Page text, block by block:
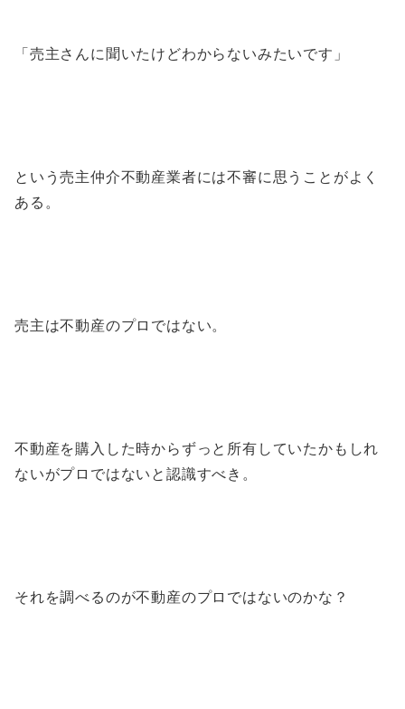
「売主さんに聞いたけどわからないみたいです」
という売主仲介不動産業者には不審に思うことがよく
ある。
売主は不動産のプロではない。
不動産を購入した時からずっと所有していたかもしれ
ないがプロではないと認識すべき。
それを調べるのが不動産のプロではないのかな？